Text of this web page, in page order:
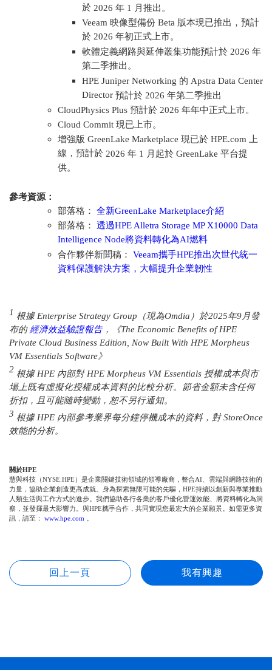
於 2026 年 1
月推出。
Veeam 映像型備份 Beta 版本現已推出，預計
於 2026 年初正式上市。
軟體定義網路與延伸叢集功能預計於 2026 年
第二季推出。
HPE Juniper Networking 的 Apstra Data Center
Director 預計於 2026 年第二季推出
CloudPhysics Plus 預計於 2026 年年中正式上市。
Cloud Commit 現已上市。
增強版 GreenLake Marketplace 現已於 HPE.com 上
線，預計於 2026 年 1 月起於 GreenLake 平台提
供。
參考資源：
部落格：
全新GreenLake Marketplace介紹
部落格：
透過HPE Alletra Storage MP X10000 Data
Intelligence Node將資料轉化為AI燃料
合作夥伴新聞稿： Veeam攜手HPE推出次世代統一
資料保護解決方案，大幅提升企業韌性
1 根據Enterprise Strategy Group （現為Omdia ）於2025年9月發
布的 經濟效益驗證報告，《The Economic Benefits of HPE
Private Cloud Business Edition, Now Built With HPE Morpheus
VM Essentials Software》
2 根據 HPE 內部對 HPE Morpheus VM Essentials 授權成本與市
場上既有虛擬化授權成本資料的比較分析。節省金額未含任何
折扣，且可能隨時變動，恕不另行通知。
3 根據 HPE 內部參考業界每分鐘停機成本的資料，對 StoreOnce
效能的分析。
關於HPE
慧與科技（NYSE:HPE）是企業關鍵技術領域的領導廠商，整合AI、雲端與網路技術的
力量，協助企業創造更高成就。身為探索無限可能的先驅，HPE持續以創新與專業推動
人類生活與工作方式的進步。我們協助各行各業的客戶優化營運效能、將資料轉化為洞
察，並發揮最大影響力。與HPE攜手合作，共同實現您最宏大的企業願景。如需更多資
訊，請至： www.hpe.com